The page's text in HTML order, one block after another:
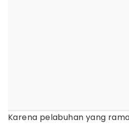
Karena pelabuhan yang